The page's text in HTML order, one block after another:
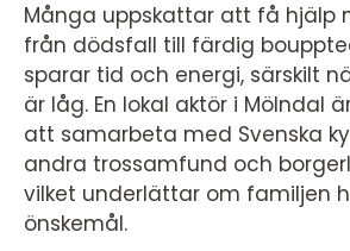
Många uppskattar att få hjälp
från dödsfall till färdig
sparar tid och energi, särskilt
är låg. En lokal aktör i Mölndal
att samarbeta med Svenska
andra trossamfund och
vilket underlättar om familjen
önskemål.